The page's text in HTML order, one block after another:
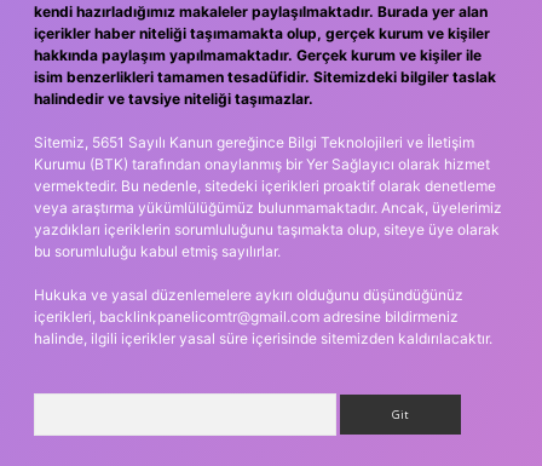
kendi hazırladığımız makaleler paylaşılmaktadır. Burada yer alan
içerikler haber niteliği taşımamakta olup, gerçek kurum ve kişiler
hakkında paylaşım yapılmamaktadır. Gerçek kurum ve kişiler ile
isim benzerlikleri tamamen tesadüfidir. Sitemizdeki bilgiler taslak
halindedir ve tavsiye niteliği taşımazlar.
Sitemiz, 5651 Sayılı Kanun gereğince Bilgi Teknolojileri ve İletişim
Kurumu (BTK) tarafından onaylanmış bir Yer Sağlayıcı olarak hizmet
vermektedir. Bu nedenle, sitedeki içerikleri proaktif olarak denetleme
veya araştırma yükümlülüğümüz bulunmamaktadır. Ancak, üyelerimiz
yazdıkları içeriklerin sorumluluğunu taşımakta olup, siteye üye olarak
bu sorumluluğu kabul etmiş sayılırlar.
Hukuka ve yasal düzenlemelere aykırı olduğunu düşündüğünüz
içerikleri, backlinkpanelicomtr@gmail.com adresine bildirmeniz
halinde, ilgili içerikler yasal süre içerisinde sitemizden kaldırılacaktır.